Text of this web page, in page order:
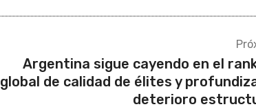
Argentina sigue cayendo en el
global de calidad de élites y
deterioro